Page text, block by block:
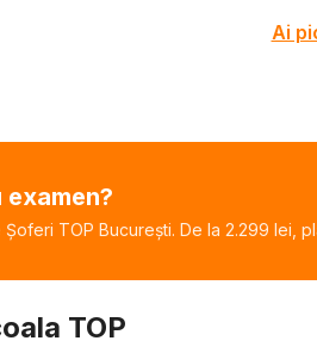
Ai
TOP București. De la 2.299 lei,
TOP